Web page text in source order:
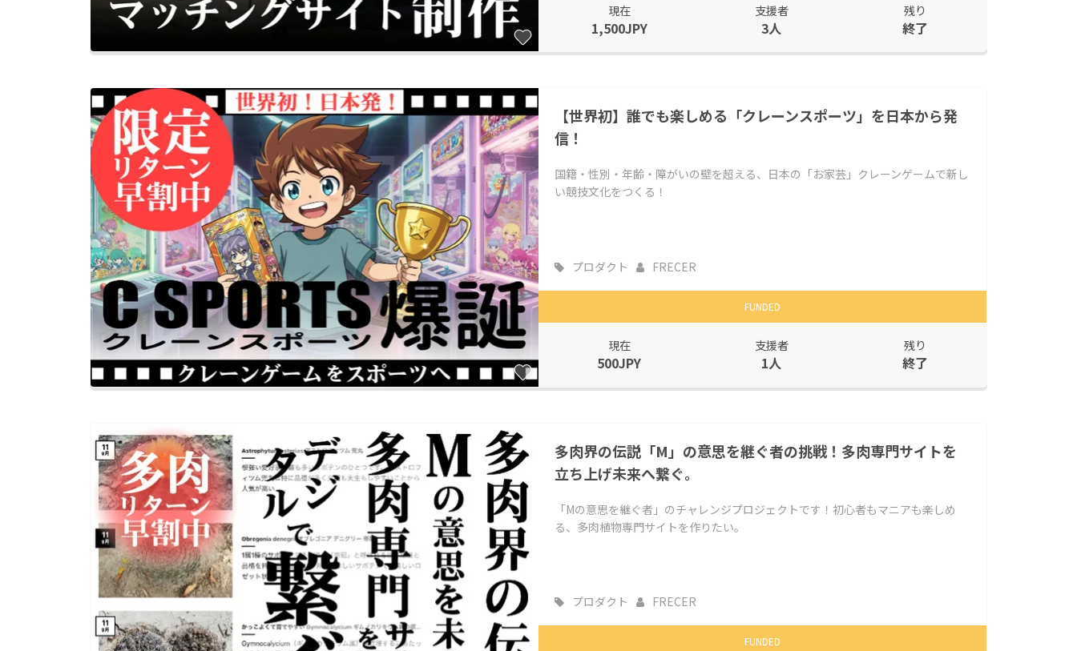
現在
1,500JPY
支援者
3人
残り
終了
【世界初】誰でも楽しめる「クレーンスポーツ」を日本から発
信！
国籍・性別・年齢・障がいの壁を超える、日本の「お家芸」クレーンゲームで新し
い競技文化をつくる！
プロダクト FRECER
FUNDED
現在
500JPY
支援者
1人
残り
終了
多肉界の伝説「M」の意思を継ぐ者の挑戦！多肉専門サイトを
立ち上げ未来へ繋ぐ。
「Mの意思を継ぐ者」のチャレンジプロジェクトです！初心者もマニアも楽しめ
る、多肉植物専門サイトを作りたい。
プロダクト FRECER
FUNDED